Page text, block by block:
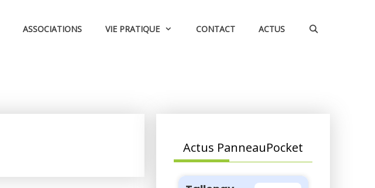
ASSOCIATIONS VIE PRATIQUE CONTACT ACTUS
Actus PanneauPocket